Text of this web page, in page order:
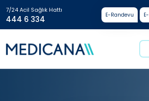
7/24 Acil Sağlık Hattı
444 6 334 E-Randevu